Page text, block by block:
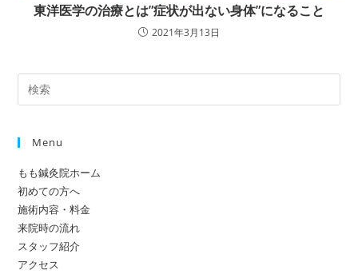
東洋医学の治療とは”症状が出ない身体”になること
2021年3月13日
Menu
もも鍼灸院ホーム
初めての方へ
施術内容・料金
来院時の流れ
スタッフ紹介
アクセス